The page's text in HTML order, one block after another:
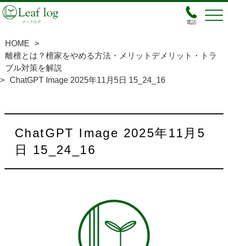
電話
HOME
>
離檀とは？檀家をやめる方法・メリットデメリット・トラ
ブル対策を解説
> ChatGPT Image 2025年11月5日 15_24_16
ChatGPT Image 2025年11月5
日 15_24_16